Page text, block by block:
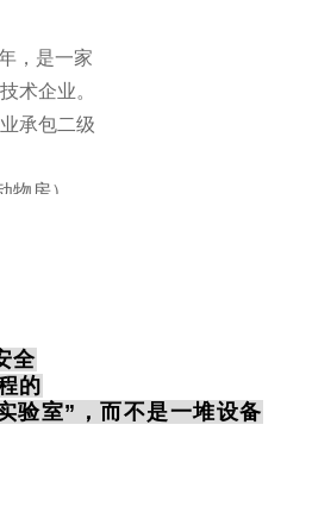
全
的
验室”，而不是一堆设备
，是一家
术企业。
承包二级
物房）、
车间、模
化设备自
集成到长
问题。
医学装备
慕尼黑上
提供安
，是坤灵